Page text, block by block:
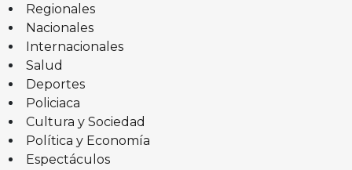
Regionales
Nacionales
Internacionales
Salud
Deportes
Policiaca
Cultura y Sociedad
Política y Economía
Espectáculos